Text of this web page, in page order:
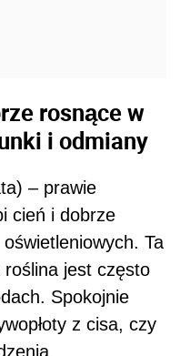
rosnące w
i odmiany
– prawie
cień i dobrze
Ta
roślina jest często
Spokojnie
z cisa, czy